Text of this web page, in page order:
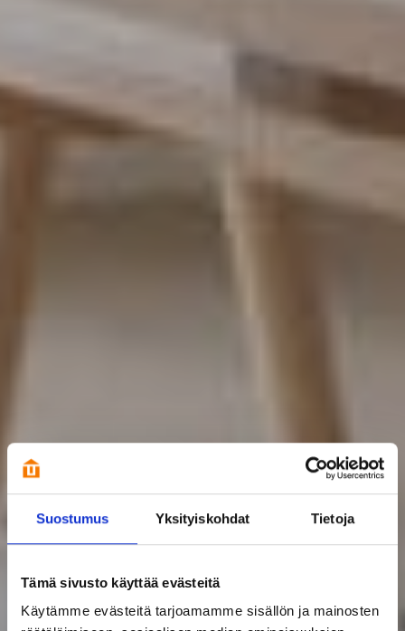
Suostumus Yksityiskohdat Tietoja
Tämä sivusto käyttää evästeitä
Käytämme evästeitä tarjoamamme sisällön ja mainosten